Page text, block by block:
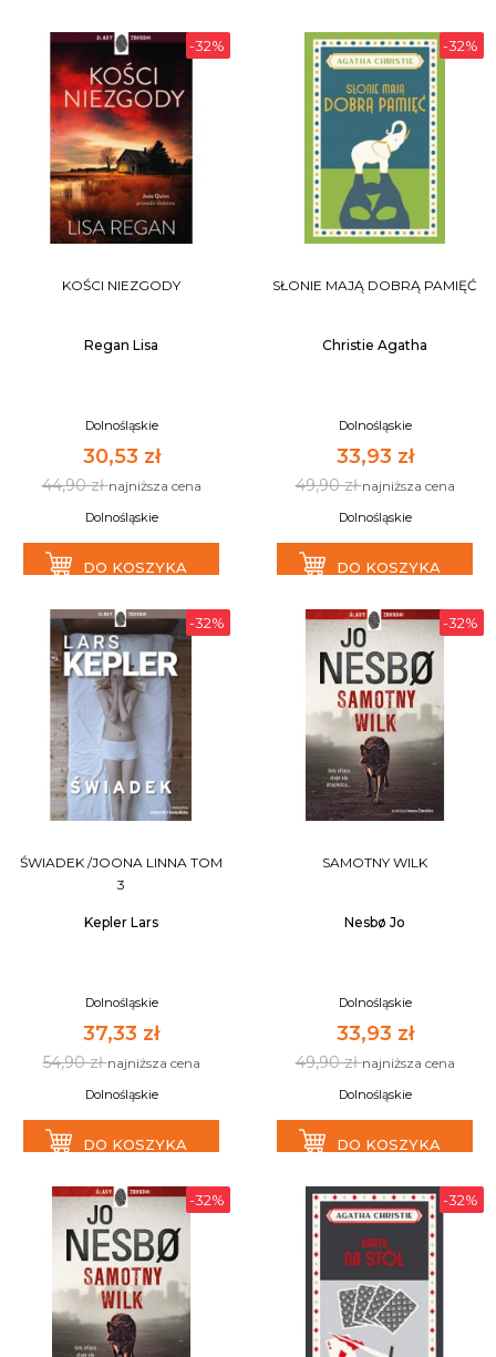
-32%
KOŚCI NIEZGODY
Regan Lisa
Dolnośląskie
30,53 zł
44,90 złnajniższa cena
Dolnośląskie
DO KOSZYKA
-32%
SŁONIE MAJĄ DOBRĄ PAMIĘĆ
Christie Agatha
Dolnośląskie
33,93 zł
49,90 złnajniższa cena
Dolnośląskie
DO KOSZYKA
-32%
ŚWIADEK /JOONA LINNA TOM
3
Kepler Lars
Dolnośląskie
37,33 zł
54,90 złnajniższa cena
Dolnośląskie
DO KOSZYKA
-32%
SAMOTNY WILK
Nesbø Jo
Dolnośląskie
33,93 zł
49,90 złnajniższa cena
Dolnośląskie
DO KOSZYKA
-32% -32%